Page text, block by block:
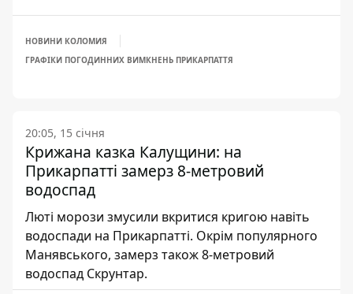
НОВИНИ КОЛОМИЯ
ГРАФІКИ ПОГОДИННИХ ВИМКНЕНЬ ПРИКАРПАТТЯ
20:05, 15 січня
Крижана казка Калущини: на
Прикарпатті замерз 8-метровий
водоспад
Люті морози змусили вкритися кригою навіть
водоспади на Прикарпатті. Окрім популярного
Манявського, замерз також 8-метровий
водоспад Скрунтар.